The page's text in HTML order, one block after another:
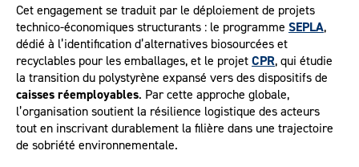
Cet engagement se traduit par le déploiement de projets
technico-économiques structurants : le programme SEPLA,
dédié à l’identification d’alternatives biosourcées et
recyclables pour les emballages, et le projetCPR, qui étudie
la transition du polystyrène expansé vers des dispositifs de
caisses réemployables. Par cette approche globale,
l’organisation soutient la résilience logistique des acteurs
tout en inscrivant durablement la filière dans une trajectoire
de sobriété environnementale.